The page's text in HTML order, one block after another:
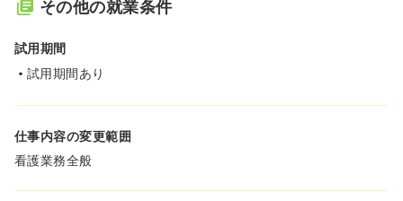
その他の就業条件
試用期間
試用期間あり
仕事内容の変更範囲
看護業務全般